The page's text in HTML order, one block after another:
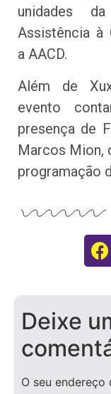
unidades
Assistência à
a AACD.
Além de
evento
presença de
Marcos Mion,
programação
Deixe
O seu endereço